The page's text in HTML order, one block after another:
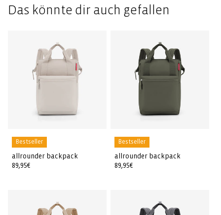
Das könnte dir auch gefallen
Bestseller
allrounder backpack
Prix
89,95€
Bestseller
allrounder backpack
Prix
89,95€